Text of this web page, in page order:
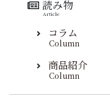
読み物
Article
コラム
Column
商品紹介
Column